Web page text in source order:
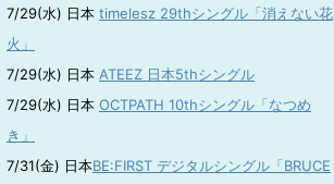
7/29(水) 日本 timelesz 29thシングル「消えない花
火」
7/29(水) 日本 ATEEZ 日本5thシングル
7/29(水) 日本 OCTPATH 10thシングル「なつめ
き」
7/31(金) 日本BE:FIRST デジタルシングル「BRUCE